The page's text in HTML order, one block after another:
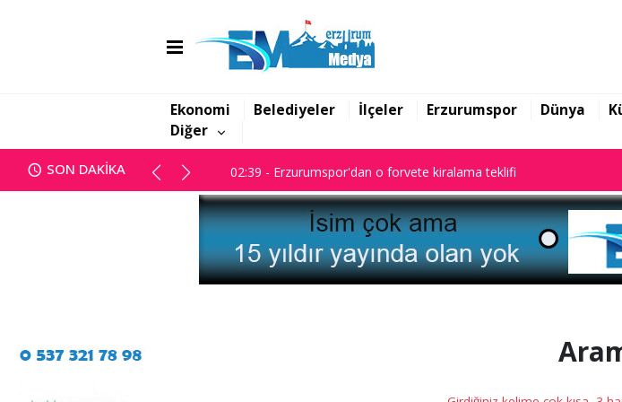
Ekonomi Belediyeler İlçeler Erzurumspor Dünya
Diğer
SON DAKİKA
01:47 - Erzurum BB Meclisi kararları ile gündem oldu
02:39 - Erzurumspor'dan o forvete kiralama teklifi
02:39 - Erzurumspor'dan o forvete kiralama teklifi